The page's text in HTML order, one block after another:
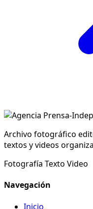
Archivo fotográfico
textos y videos
Fotografía Texto Video
Navegación
Inicio